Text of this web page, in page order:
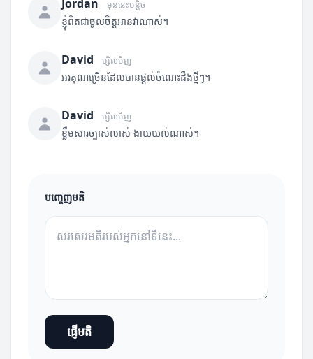
Jordan មុននេះបន្តិច
ខ្ញុំពិតជាចូលចិត្តអានវាណាស់។
David ម្សិលមិញ
អរគុណច្រើនដែលបានផ្តល់ចំណេះដឹងថ្មីៗ។
David ម្សិលមិញ
ខ្លឹមសារច្បាស់លាស់ ងាយយល់ណាស់។
បញ្ចេញមតិ
ផ្ញើមតិ